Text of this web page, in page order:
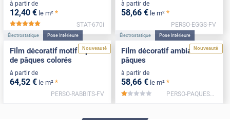
à partir de
12,40 € le m² *
*****
STAT-670i
à partir de
58,66 € le m² *
PERSO-EGGS-FV
Nouveauté
Électrostatique Pose Intérieure
Film décoratif motif lapins
de pâques colorés
à partir de
64,52 € le m² *
PERSO-RABBITS-FV
Nouveauté
Électrostatique Pose Intérieure
Film décoratif ambiance
pâques
à partir de
58,66 € le m² *
*****